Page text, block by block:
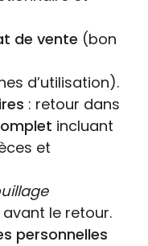
de vente (bon
d’utilisation).
: retour dans
incluant
et
avant le retour.
personnelles